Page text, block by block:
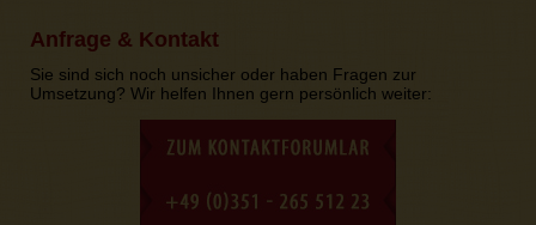
Anfrage & Kontakt
Sie sind sich noch unsicher oder haben Fragen zur
Umsetzung? Wir helfen Ihnen gern persönlich weiter: